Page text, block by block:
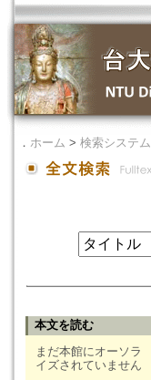
． ホーム > 検索システム
本文を読む
まだ本館にオーソラ
イズされていません